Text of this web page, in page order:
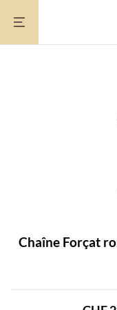
Chaîne Forçat